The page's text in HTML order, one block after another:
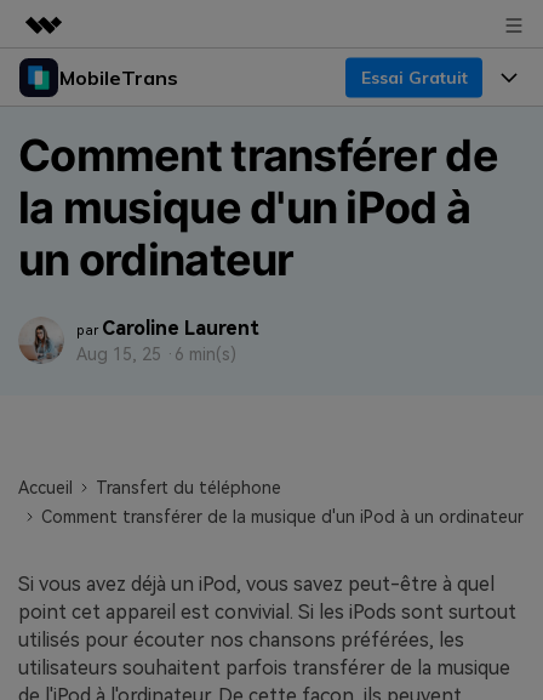
Produits phares
Utilité
Business
Solutions
À propos
Actualités
Boutique
MobileTrans Essai Gratuit
Produits
Fonctionnalités
Fonctionnalités
Ressources
Transfert de Données Téléphone
Sauvegarde & Restauration
Prix
Tarifs pour App
Plan Business
Plan Éducation
Tutoriel
Comment transférer de
la musique d'un iPod à
un ordinateur
par Caroline Laurent
Aug 15, 25 · 6 min(s)
Accueil
Transfert du téléphone
Comment transférer de la musique d'un iPod à un ordinateur
Si vous avez déjà un iPod, vous savez peut-être à quel
point cet appareil est convivial. Si les iPods sont surtout
utilisés pour écouter nos chansons préférées, les
utilisateurs souhaitent parfois transférer de la musique